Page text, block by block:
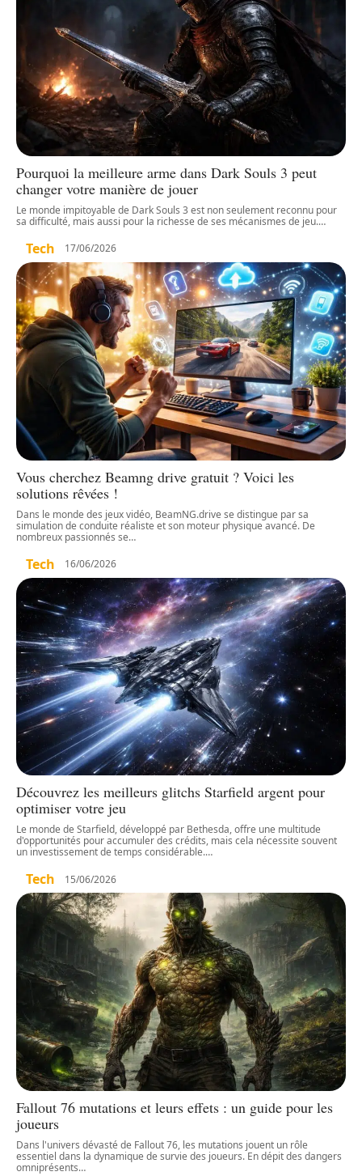
Pourquoi la meilleure arme dans Dark Souls 3 peut
changer votre manière de jouer
Le monde impitoyable de Dark Souls 3 est non seulement reconnu pour
sa difficulté, mais aussi pour la richesse de ses mécanismes de jeu.…
Tech 17/06/2026
Vous cherchez Beamng drive gratuit ? Voici les
solutions rêvées !
Dans le monde des jeux vidéo, BeamNG.drive se distingue par sa
simulation de conduite réaliste et son moteur physique avancé. De
nombreux passionnés se…
Tech 16/06/2026
Découvrez les meilleurs glitchs Starfield argent pour
optimiser votre jeu
Le monde de Starfield, développé par Bethesda, offre une multitude
d'opportunités pour accumuler des crédits, mais cela nécessite souvent
un investissement de temps considérable.…
Tech 15/06/2026
Fallout 76 mutations et leurs effets : un guide pour les
joueurs
Dans l'univers dévasté de Fallout 76, les mutations jouent un rôle
essentiel dans la dynamique de survie des joueurs. En dépit des dangers
omniprésents…